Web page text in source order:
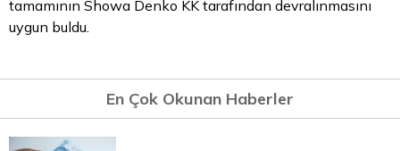
tamamının Showa Denko KK tarafından devralınmasını
uygun buldu.
En Çok Okunan Haberler